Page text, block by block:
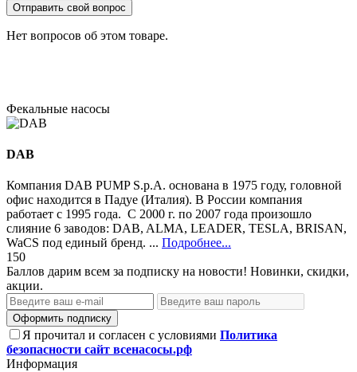
Отправить свой вопрос
Нет вопросов об этом товаре.
Фекальные насосы
DAB
Компания DAB PUMP S.p.A. основана в 1975 году, головной
офис находится в Падуе (Италия). В России компания
работает с 1995 года. С 2000 г. по 2007 года произошло
слияние 6 заводов: DAB, ALMA, LEADER, TESLA, BRISAN,
WaCS под единый бренд. ... Подробнее...
150
Баллов дарим всем за подписку на новости! Новинки, скидки,
акции.
Оформить подписку
Я прочитал и согласен с условиями Политика
безопасности сайт всенасосы.рф
Информация